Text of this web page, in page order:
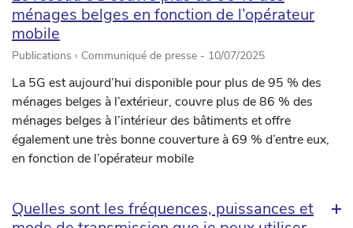
ménages belges en fonction de l’opérateur
mobile
Publications › Communiqué de presse - 10/07/2025
La 5G est aujourd’hui disponible pour plus de 95 % des
ménages belges à l’extérieur, couvre plus de 86 % des
ménages belges à l’intérieur des bâtiments et offre
également une très bonne couverture à 69 % d’entre eux,
en fonction de l’opérateur mobile
Quelles sont les fréquences, puissances et